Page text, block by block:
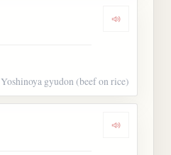
Dengarkan
Yoshinoya gyudon (beef on rice)
Dengarkan